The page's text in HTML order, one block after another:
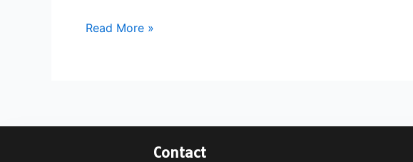
el
Read More »
Contact